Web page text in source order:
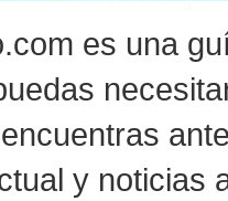
es una
y noticias